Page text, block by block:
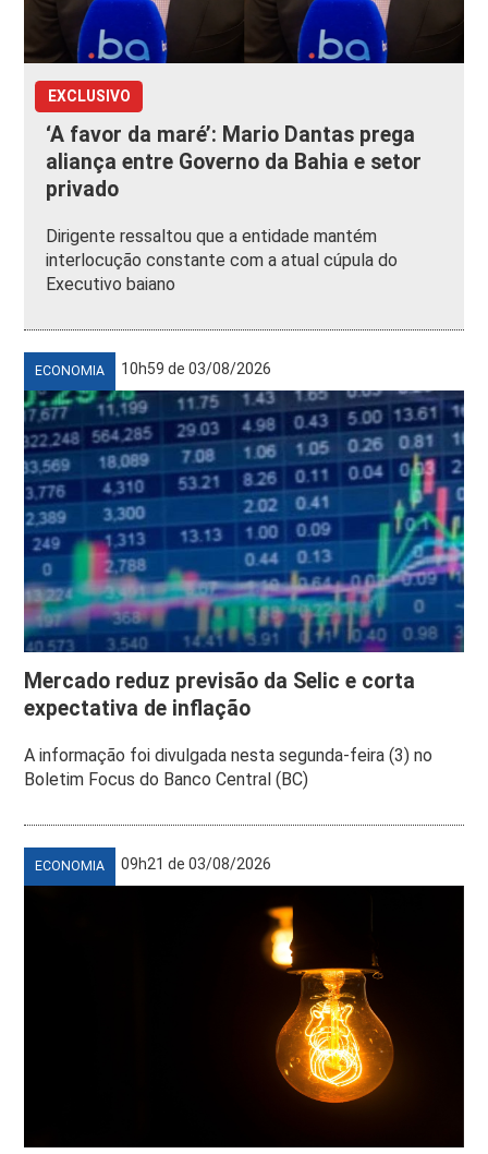
EXCLUSIVO
‘A favor da maré’: Mario Dantas prega
aliança entre Governo da Bahia e setor
privado
Dirigente ressaltou que a entidade mantém
interlocução constante com a atual cúpula do
Executivo baiano
ECONOMIA 10h59 de 03/08/2026
Mercado reduz previsão da Selic e corta
expectativa de inflação
A informação foi divulgada nesta segunda-feira (3) no
Boletim Focus do Banco Central (BC)
ECONOMIA 09h21 de 03/08/2026